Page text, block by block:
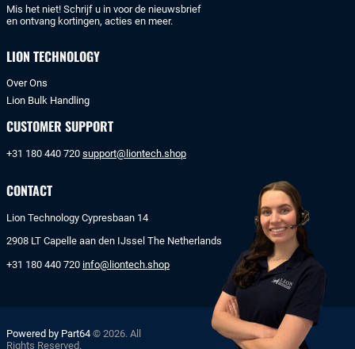
Mis het niet! Schrijf u in voor de nieuwsbrief
en ontvang kortingen, acties en meer.
LION TECHNOLOGY
Over Ons
Lion Bulk Handling
CUSTOMER SUPPORT
+31 180 440 720 support@liontech.shop
CONTACT
Lion Technology Cypresbaan 14
2908 LT Capelle aan den IJssel The Netherlands
+31 180 440 720 info@liontech.shop
Powered by Part64 © 2026. All
Rights Reserved.